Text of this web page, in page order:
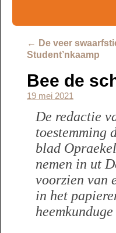
← De veer
Student’nkaamp
Bee de
19 mei 2021
De redactie
toestemming
blad
nemen in ut
voorzien van
in het